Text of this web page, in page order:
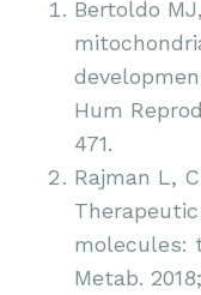
Bertoldo
Hum
471.
Rajman L,
molecules:
Metab.